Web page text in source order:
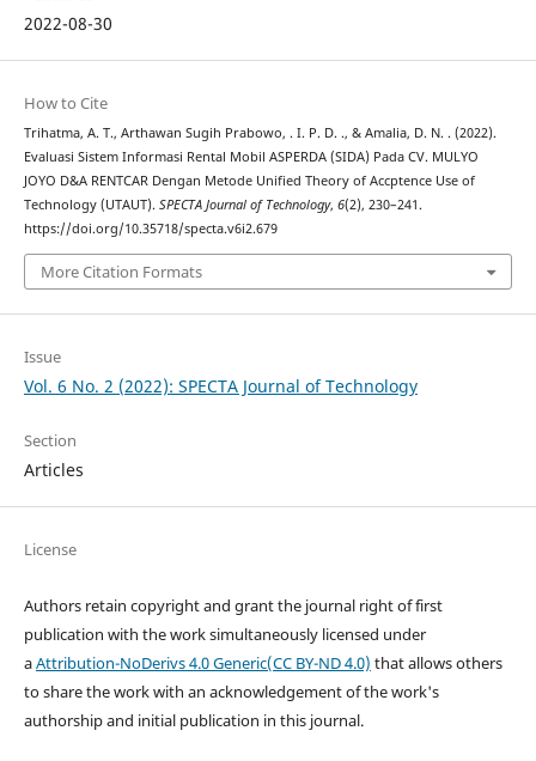
2022-08-30
How to Cite
Trihatma, A. T., Arthawan Sugih Prabowo, . I. P. D. ., & Amalia, D. N. . (2022).
Evaluasi Sistem Informasi Rental Mobil ASPERDA (SIDA) Pada CV. MULYO
JOYO D&A RENTCAR Dengan Metode Unified Theory of Accptence Use of
Technology (UTAUT). SPECTA Journal of Technology, 6(2), 230–241.
https://doi.org/10.35718/specta.v6i2.679
More Citation Formats
Issue
Vol. 6 No. 2 (2022): SPECTA Journal of Technology
Section
Articles
License
Authors retain copyright and grant the journal right of first
publication with the work simultaneously licensed under
aAttribution-NoDerivs 4.0 Generic(CC BY-ND 4.0) that allows others
to share the work with an acknowledgement of the work's
authorship and initial publication in this journal.